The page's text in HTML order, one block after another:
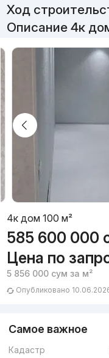
Ход
Описание 4к
4к дом 100 м²
585 600 000
Цена по
5 856 000 сум за м²
Опубликовано
Самое важное
Кадастр